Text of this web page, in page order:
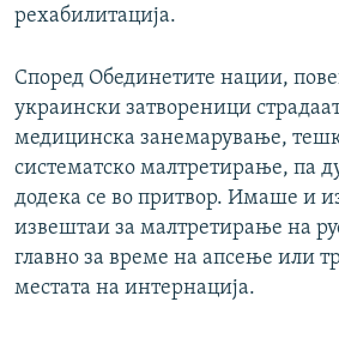
рехабилитација.
Според Обединетите нации,
украински затвореници
медицинска занемарување,
систематско малтретирање, па
додека се во притвор. Имаше и
извештаи за малтретирање на
главно за време на апсење или
местата на интернација.